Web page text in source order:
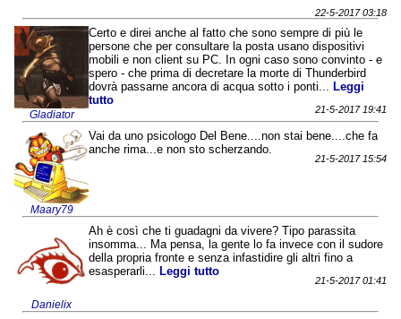
22-5-2017 03:18
Gladiator
Certo e direi anche al fatto che sono sempre di più le
persone che per consultare la posta usano dispositivi
mobili e non client su PC. In ogni caso sono convinto - e
spero - che prima di decretare la morte di Thunderbird
dovrà passarne ancora di acqua sotto i ponti... Leggi
tutto
21-5-2017 19:41
Maary79
Vai da uno psicologo Del Bene....non stai bene....che fa
anche rima...e non sto scherzando.
21-5-2017 15:54
Danielix
Ah è così che ti guadagni da vivere? Tipo parassita
insomma... Ma pensa, la gente lo fa invece con il sudore
della propria fronte e senza infastidire gli altri fino a
esasperarli...
Leggi tutto
21-5-2017 01:41